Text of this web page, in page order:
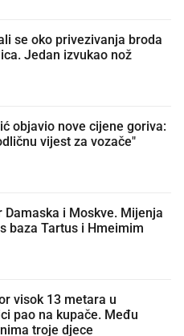
se oko privezivanja broda
Jedan izvukao nož
objavio nove cijene goriva:
vijest za vozače"
Damaska i Moskve. Mijenja
baza Tartus i Hmeimim
pao na kupače. Među
troje djece